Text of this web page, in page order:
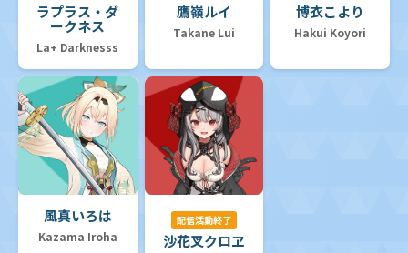
ラプラス・ダ
ークネス
La+ Darknesss
鷹嶺ルイ
Takane Lui
博衣こより
Hakui Koyori
風真いろは
Kazama Iroha
配信活動終了
沙花叉クロヱ